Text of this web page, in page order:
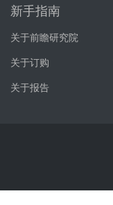
新手指南
关于前瞻研究院
关于订购
关于报告